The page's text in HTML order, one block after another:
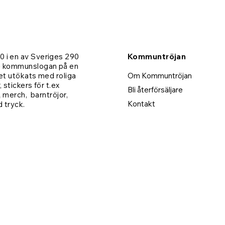
Växjö | T-shirt
279,00 kr
Ale | Barntröja
279,00 kr
Eda | Mugg
189,00 kr
Karlskoga | Barntröja
279,00 kr
i en av Sveriges 290
på en
utökats med roliga
stickers för t.ex
barntröjor,
tryck.
Kommuntröjan
Om Kommuntröjan
Bli återförsäljare
Kontakt